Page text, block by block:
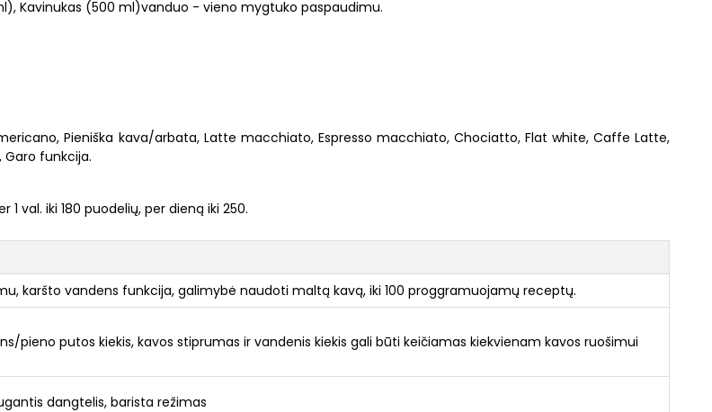
Kavinukas (500 ml)vanduo - vieno mygtuko paspaudimu.
Pieniška kava/arbata, Latte macchiato, Espresso macchiato, Chociatto, Flat white, Caffe Latte,
Garo funkcija.
val. iki 180 puodelių, per dieną iki 250.
karšto vandens funkcija, galimybė naudoti maltą kavą, iki 100 proggramuojamų receptų.
pieno putos kiekis, kavos stiprumas ir vandenis kiekis gali būti keičiamas kiekvienam kavos ruošimui
dangtelis, barista režimas